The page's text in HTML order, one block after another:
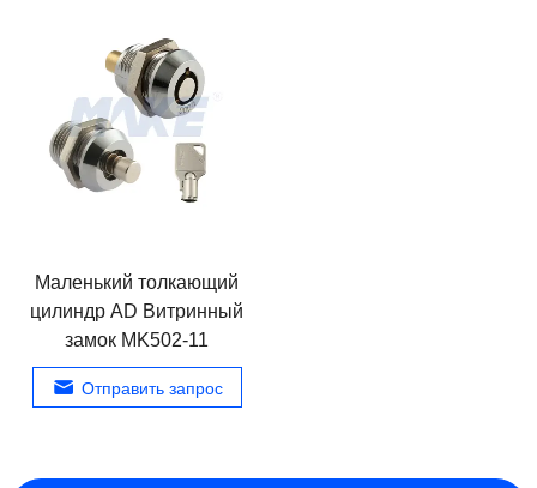
Маленький толкающий
цилиндр AD Витринный
замок MK502-11
Отправить запрос